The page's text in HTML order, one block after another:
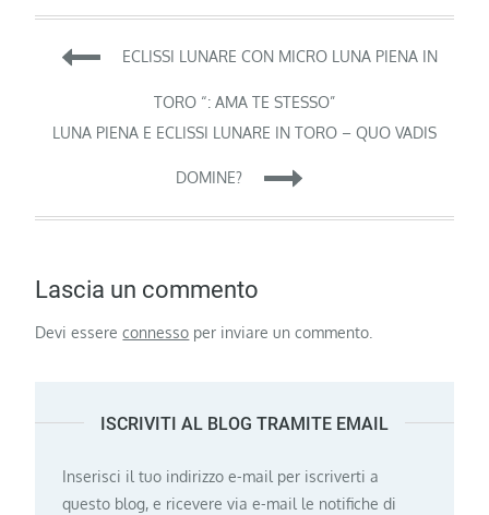
Navigazione
articoli
ECLISSI LUNARE CON MICRO LUNA PIENA IN
TORO “: AMA TE STESSO”
LUNA PIENA E ECLISSI LUNARE IN TORO – QUO VADIS
DOMINE?
Lascia un commento
Devi essereconnesso per inviare un commento.
ISCRIVITI AL BLOG TRAMITE EMAIL
Inserisci il tuo indirizzo e-mail per iscriverti a
questo blog, e ricevere via e-mail le notifiche di